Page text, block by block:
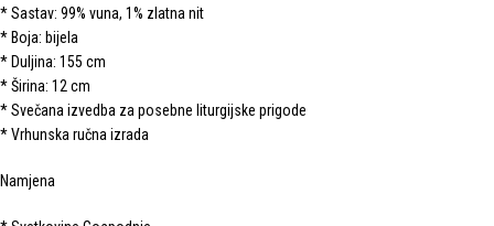
* Sastav: 99% vuna, 1% zlatna nit
* Boja: bijela
* Duljina: 155 cm
* Širina: 12 cm
* Svečana izvedba za posebne liturgijske prigode
* Vrhunska ručna izrada
Namjena